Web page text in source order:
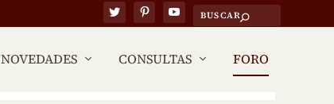
NOVEDADES CONSULTAS FORO